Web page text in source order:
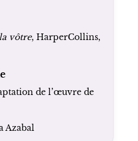
vôtre, HarperCollins,
de l’œuvre de
Azabal